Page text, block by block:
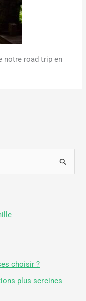
notre road trip en
choisir ?
plus sereines